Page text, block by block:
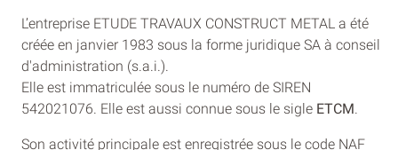
L’entreprise ETUDE TRAVAUX CONSTRUCT METAL a été
créée en janvier 1983 sous la forme juridique SA à conseil
d'administration (s.a.i.).
Elle est immatriculée sous le numéro de SIREN
542021076. Elle est aussi connue sous le sigle ETCM
Son activité principale est enregistrée sous le code NAF